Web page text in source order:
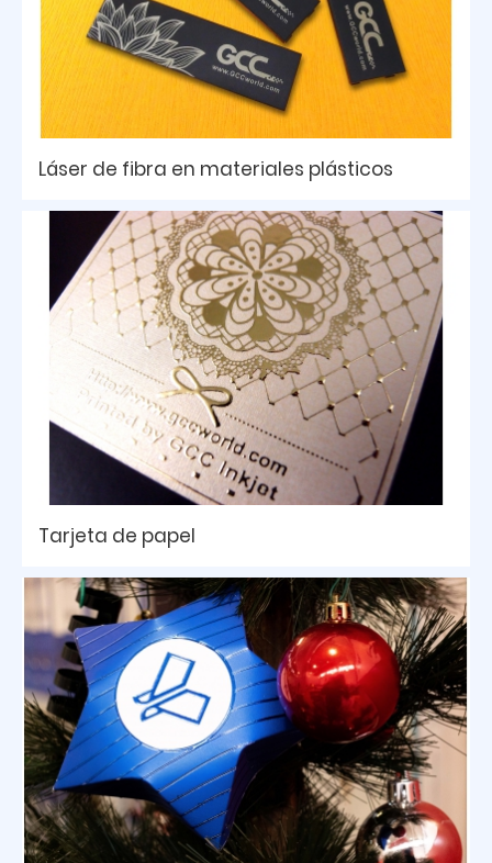
Láser de fibra en materiales plásticos
Tarjeta de papel